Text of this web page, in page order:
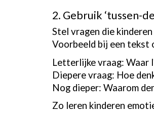
2. Gebruik ‘tussen-
Stel vragen die
Voorbeeld bij een tekst
Letterlijke vraag: Waar
Diepere vraag: Hoe
Nog dieper: Waarom
Zo leren kinderen